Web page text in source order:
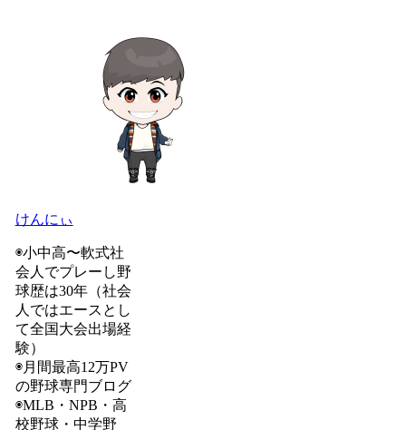
けんにぃ
◉小中高〜軟式社
会人でプレーし野
球歴は30年（社会
人ではエースとし
て全国大会出場経
験）
◉月間最高12万PV
の野球専門ブログ
◉MLB・NPB・高
校野球・中学野